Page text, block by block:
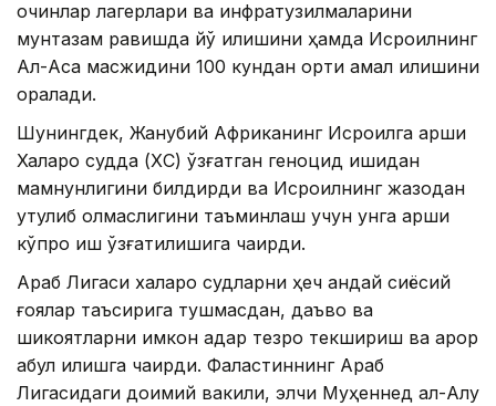
қочқинлар лагерлари ва инфратузилмаларини
мунтазам равишда йўқ қилишини ҳамда Исроилнинг
Ал-Ақса масжидини 100 кундан ортиқ қамал қилишини
қоралади.
Шунингдек, Жанубий Африканинг Исроилга қарши
Халқаро судда (ХC) қўзғатган геноцид ишидан
мамнунлигини билдирди ва Исроилнинг жазодан
қутулиб қолмаслигини таъминлаш учун унга қарши
кўпроқ иш қўзғатилишига чақирди.
Араб Лигаси халқаро судларни ҳеч қандай сиёсий
ғоялар таъсирига тушмасдан, даъво ва
шикоятларни имкон қадар тезроқ текшириш ва қарор
қабул қилишга чақирди. Фаластиннинг Араб
Лигасидаги доимий вакили, элчи Муҳеннед ал-Ақлуқ